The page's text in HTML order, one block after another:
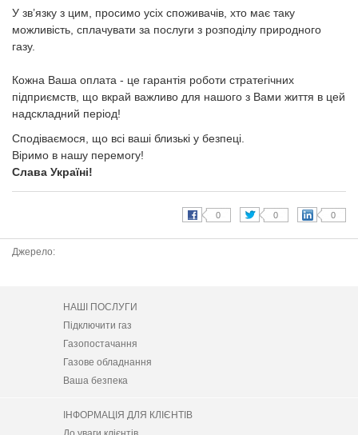
У зв’язку з цим, просимо усіх споживачів, хто має таку
можливість, сплачувати за послуги з розподілу природного
газу.
Кожна Ваша оплата - це гарантія роботи стратегічних
підприємств, що вкрай важливо для нашого з Вами життя в цей
надскладний період!
Сподіваємося, що всі ваші близькі у безпеці.
Віримо в нашу перемогу!
Слава Україні!
Джерело:
НАШІ ПОСЛУГИ
Підключити газ
Газопостачання
Газове обладнання
Ваша безпека
ІНФОРМАЦІЯ ДЛЯ КЛІЄНТІВ